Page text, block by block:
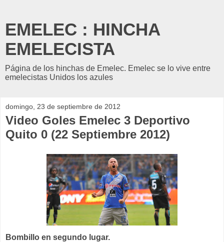
EMELEC : HINCHA
EMELECISTA
Página de los hinchas de Emelec. Emelec se lo vive entre
emelecistas Unidos los azules
domingo, 23 de septiembre de 2012
Video Goles Emelec 3 Deportivo
Quito 0 (22 Septiembre 2012)
Bombillo en segundo lugar.